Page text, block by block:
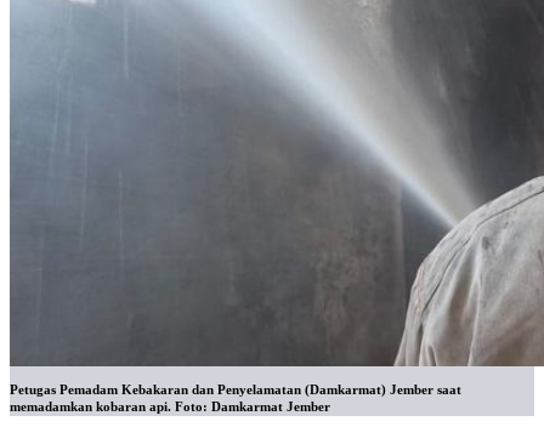
Petugas Pemadam Kebakaran dan Penyelamatan (Damkarmat) Jember saat
memadamkan kobaran api. Foto: Damkarmat Jember